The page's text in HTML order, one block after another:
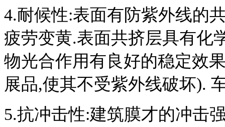
4.耐候性:表面有防紫外线的
疲劳变黄.表面共挤层具有化
物光合作用有良好的稳定效
展品,使其不受紫外线破坏).
5.抗冲击性:建筑膜才的冲击